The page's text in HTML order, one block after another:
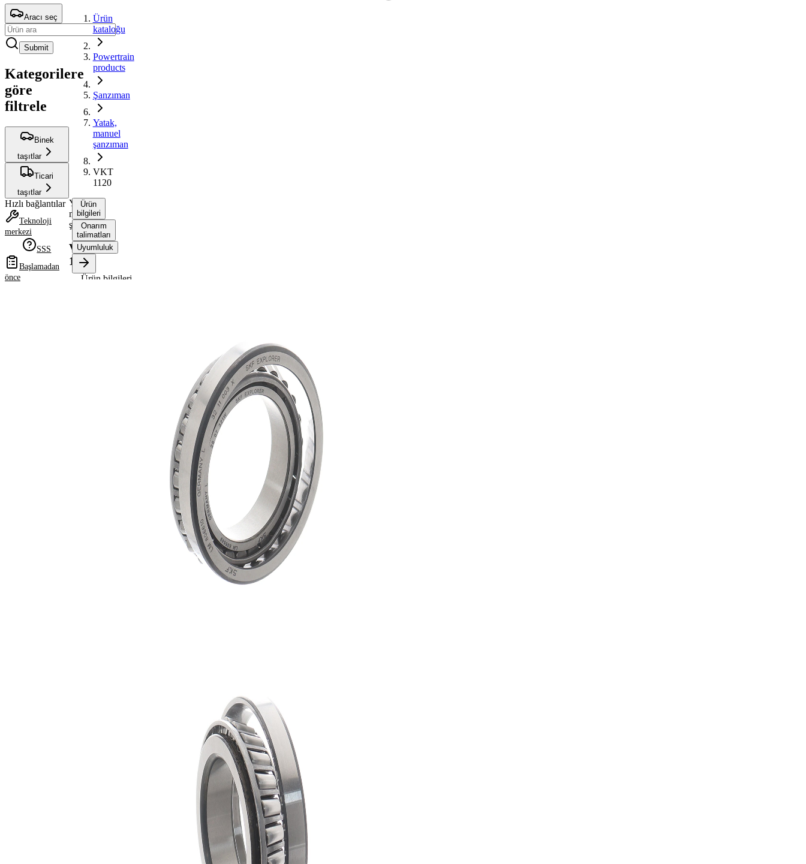
Aracı seç
Submit
Kategorilere
göre
filtrele
Binek
taşıtlar
Ticari
taşıtlar
Hızlı bağlantılar
Teknoloji
merkezi
SSS
Başlamadan
önce
Ürün
kataloğu
Powertrain
products
Şanzıman
Yatak,
manuel
şanzıman
VKT
1120
Yatak,
manuel
şanzıman
VKT
1120
Ürün
bilgileri
Onarım
talimatları
Uyumluluk
Ürün bilgileri